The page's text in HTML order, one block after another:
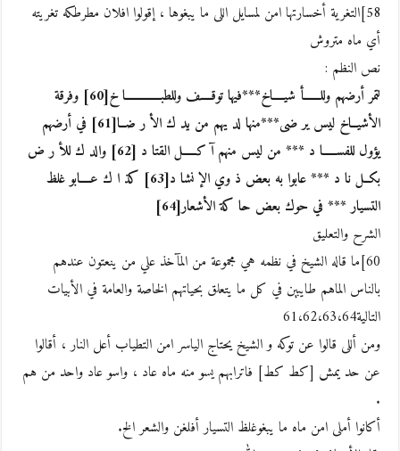
58]التغرية أخسارتها امن لمسايل اللى ما يبغوها ، إقولوا افلان مطرطكه تغريته
أي ماه متروش
نص النظم :
لتمر أرضهم وللــــــأ شيــــاخ***فيها توقــــف وللطبـــــــــــــا خ[60] وفرقة
الأشيــاخ ليس ير ضى***منها لد يهم من يد ك الأ ر ضــا[61] في أرضهم
يؤول للفســـــا د *** من ليس منهم آ كـــــل القتا د [62] والد ك للأ ر ض
بكــل نا د *** عابوا به بعض ذ وي الإ نشا د[63] كذ ا ك عــــابو غلظ
التسيار *** في حوك بعض حا كة الأشعار[64]
الشرح والتعليق
60]ما قاله الشيخ في نظمه هي مجموعة من المآخذ علي من ينعتون عندهم
بالناس الماهم طايبين في كل ما يتعلق بحياتهم الخاصة والعامة في الأبيات
التالية61،62،63،64
ومن أللى قالوا عن توكه و الشيخ يحتاج الياسر امن التطياب أعل النار ، أقالوا
عن حد يمش [كط كط] فاترابهم يسو منه ماه عاد ، واسو عاد واحد من هم
.
أكانوا أملى امن ماه ما يبغوغلظ التسيار أفلغن والشعر الخ.